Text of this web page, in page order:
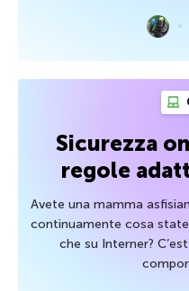
Sicurezza
regole
Avete una mamma
continuamente cosa
che su Interner?